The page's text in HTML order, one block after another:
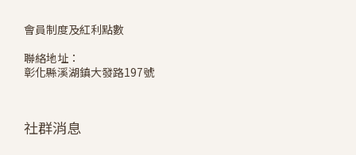
會員制度及紅利點數
聯絡地址：
彰化縣溪湖鎮大發路197號
社群消息